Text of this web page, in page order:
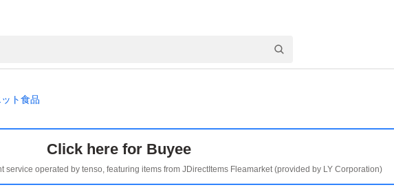
ト食品
Click here for Buyee
service operated by tenso, featuring items from JDirectItems Fleamarket (provided by LY Corporation)